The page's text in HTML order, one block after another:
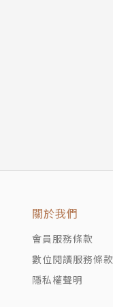
關於我們
會員服務條款
數位閱讀服務條款
隱私權聲明